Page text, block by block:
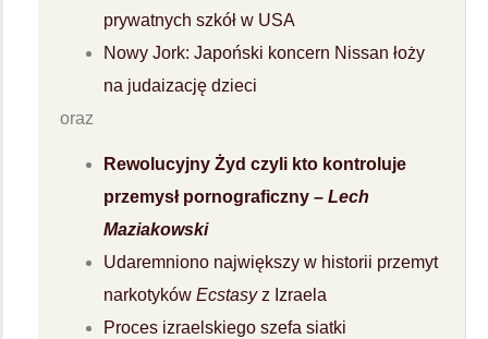
prywatnych szkół w USA
Nowy Jork: Japoński koncern Nissan łoży
na judaizację dzieci
oraz
Rewolucyjny Żyd czyli kto kontroluje
przemysł pornograficzny – Lech
Maziakowski
Udaremniono największy w historii przemyt
narkotyków Ecstasyz Izraela
Proces izraelskiego szefa siatki